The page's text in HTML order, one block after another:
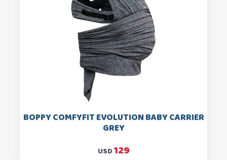
BOPPY COMFYFIT EVOLUTION BABY CARRIER
GREY
USD129